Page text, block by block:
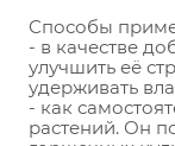
Способы
- в качестве
улучшить её
удерживать
- как
растений. Он